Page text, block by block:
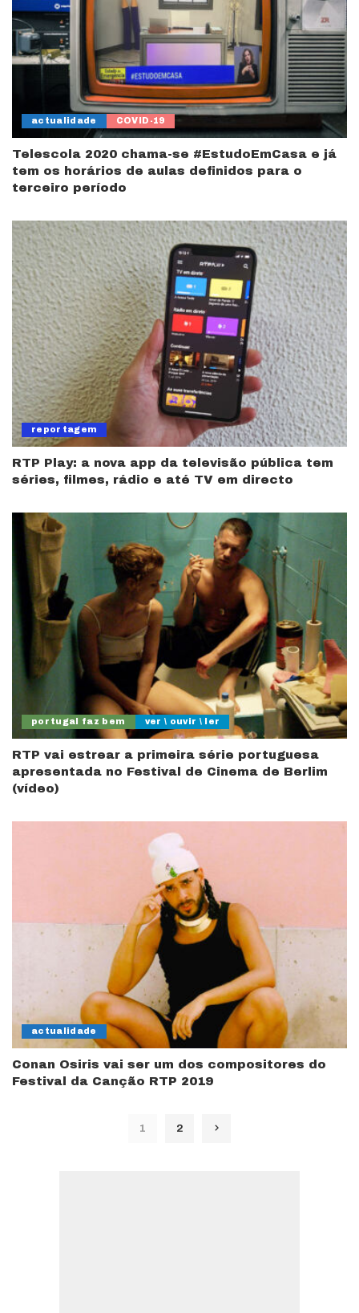
actualidade COVID-19
Telescola 2020 chama-se #EstudoEmCasa e já
tem os horários de aulas definidos para o
terceiro período
reportagem
RTP Play: a nova app da televisão pública tem
séries, filmes, rádio e até TV em directo
portugal faz bem ver \ ouvir \ ler
RTP vai estrear a primeira série portuguesa
apresentada no Festival de Cinema de Berlim
(vídeo)
actualidade
Conan Osiris vai ser um dos compositores do
Festival da Canção RTP 2019
1 2